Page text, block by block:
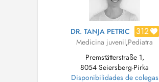
DR. TANJA PETRIC 312
Medicina juvenil,Pediatra
Premstätterstraße 1,
8054 Seiersberg-Pirka
Disponibilidades de colegas